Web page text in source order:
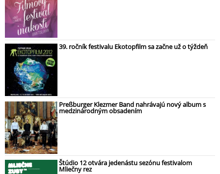
39. ročník festivalu Ekotopfilm sa začne už o týždeň
Preßburger Klezmer Band nahrávajú nový album s
medzinárodným obsadením
Štúdio 12 otvára jedenástu sezónu festivalom
Mliečny rez